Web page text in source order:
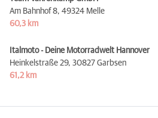
Am Bahnhof 8, 49324 Melle
60,3 km
Italmoto - Deine Motorradwelt Hannover
Heinkelstraße 29, 30827 Garbsen
61,2 km